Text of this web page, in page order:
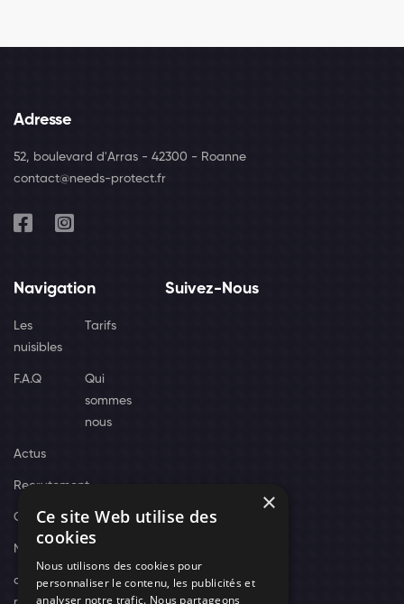
Adresse
52, boulevard d'Arras - 42300 - Roanne
contact@needs-protect.fr
Navigation
Les
nuisibles
Tarifs
F.A.Q
Qui
sommes
nous
Actus
Recrutement
Contact
Nos techniciens
campagne-
Suivez-Nous
×
Ce site Web utilise des
cookies
Nous utilisons des cookies pour
personnaliser le contenu, les publicités et
analyser notre trafic. Nous partageons